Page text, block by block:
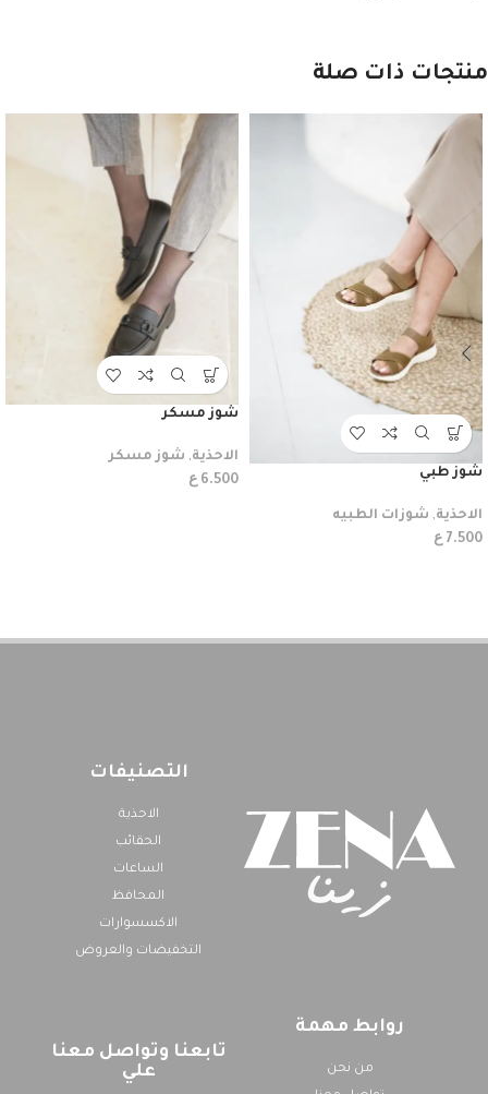
منتجات ذات صلة
شوز طبي
الاحذية, شوزات الطبيه
7.500 ع
شوز مسكر
الاحذية, شوز مسكر
6.500 ع
التصنيفات
الاحذية
الحقائب
الساعات
المحافظ
الاكسسوارات
التخفيضات والعروض
روابط مهمة
من نحن
تابعنا وتواصل معنا
علي